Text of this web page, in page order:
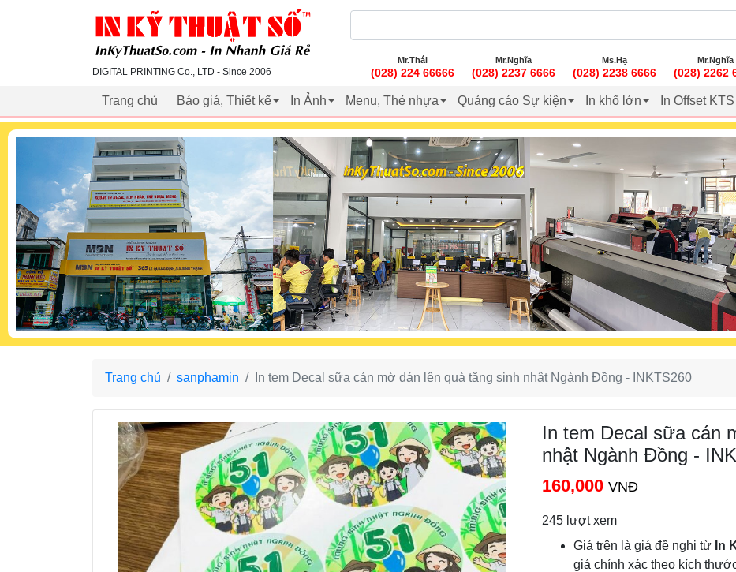
inkythuatso.com
DIGITAL PRINTING Co., LTD - Since 2006
Mr.Thái
(028) 224 66666
Mr.Nghĩa
(028) 2237 6666
Ms.Hạ
(028) 2238 6666
Mr.Nghĩa
(028) 2262
Trang chủ Báo giá, Thiết kế In Ảnh Menu, Thẻ nhựa Quảng cáo Sự kiện In khổ lớn In Offset KTS
Trang chủ sanphamin In tem Decal sữa cán mờ dán lên quà tặng sinh nhật Ngành Đồng - INKTS260
In tem Decal sữa cán
nhật Ngành Đồng -
160,000 VNĐ
245 lượt xem
Giá trên là giá đề nghị từ In
giá chính xác theo kích